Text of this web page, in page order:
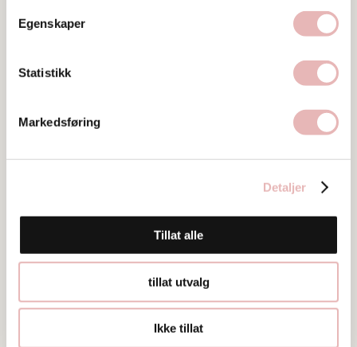
Egenskaper
Statistikk
Markedsføring
Detaljer
Tillat alle
tillat utvalg
Ikke tillat
bernhardhansen@faktura.poweroffice.net